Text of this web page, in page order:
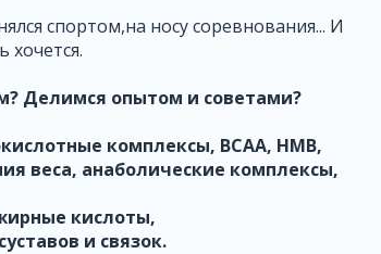
спортом,на носу соревнования... И
хочется.
Делимся опытом и советами?
комплексы, ВСАА, НМВ,
веса, анаболические комплексы,
кислоты,
и связок.